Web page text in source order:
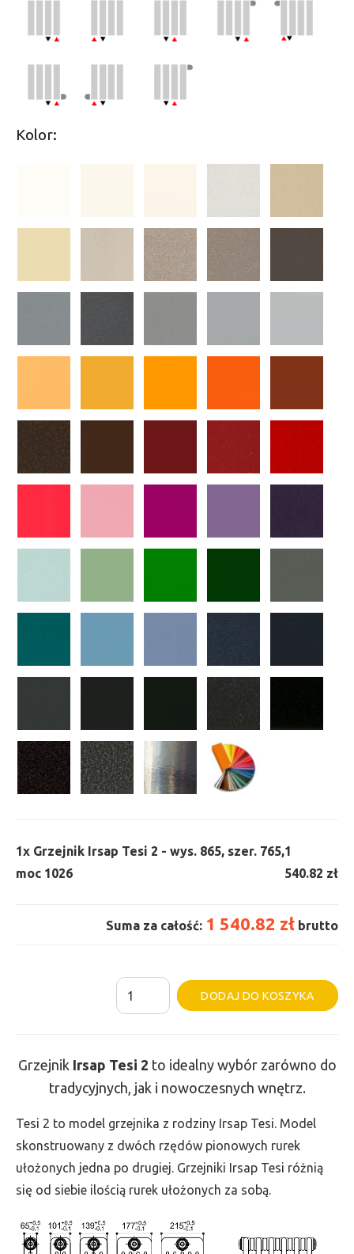
Kolor:
1x Grzejnik Irsap Tesi 2 - wys. 865, szer. 765,
moc 1026
1
540.82 zł
Suma za całość: 1 540.82 zł brutto
ilość
Grzejnik
-
wys.
865,
szer.
765,
1026
DODAJ DO KOSZYKA
Grzejnik Irsap Tesi 2 to idealny wybór zarówno do
tradycyjnych, jak i nowoczesnych wnętrz.
Tesi 2 to model grzejnika z rodziny Irsap Tesi. Model
skonstruowany z dwóch rzędów pionowych rurek
ułożonych jedna po drugiej. Grzejniki Irsap Tesi różnią
się od siebie ilością rurek ułożonych za sobą.